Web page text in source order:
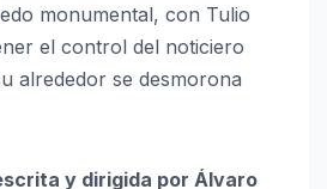
monumental, con Tulio
el control del noticiero
alrededor se desmorona
y dirigida por Álvaro